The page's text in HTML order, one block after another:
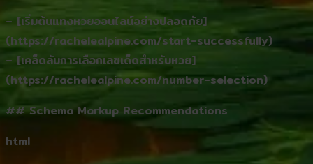
– [เริ่มต้นแทงหวยออนไลน์อย่างปลอดภัย]
(https://rachelealpine.com/start-successfully)
– [เคล็ดลับการเลือกเลขเด็ดสำหรับหวย]
(https://rachelealpine.com/number-selection)
## Schema Markup Recommendations
html